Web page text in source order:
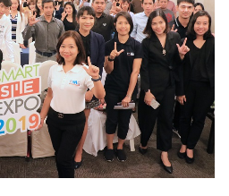
นท์ต่าง ๆ
ลน์และสื่อออนไลน์